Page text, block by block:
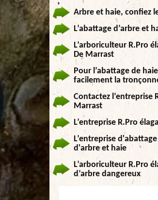
Arbre et haie, confiez
L’abattage d’arbre et
L’arboriculteur R.Pro
De Marrast
Pour l’abattage de
facilement la
Contactez l’entreprise
Marrast
L’entreprise R.Pro
L’entreprise
d'arbre et haie
L’arboriculteur R.Pro
d’arbre dangereux